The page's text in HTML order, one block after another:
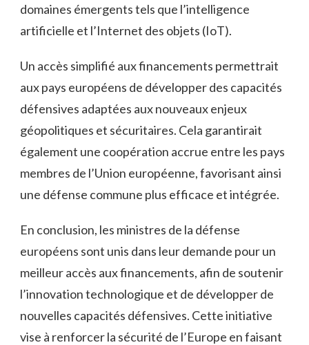
domaines émergents tels que l’intelligence
artificielle et l’Internet des objets ‌(IoT).
Un accès simplifié aux ⁤financements permettrait
aux pays européens de développer des capacités
défensives adaptées aux nouveaux enjeux
géopolitiques et ⁤sécuritaires. Cela‌ garantirait
également une coopération accrue entre les pays⁣
membres de l’Union européenne,⁣ favorisant ainsi
une​ défense commune plus ​efficace‌ et intégrée.
En conclusion, les ​ministres de la défense
européens sont unis dans⁢ leur ​demande pour un
meilleur⁤ accès aux financements, afin de soutenir
l’innovation technologique et ‍de développer‍ de
nouvelles capacités défensives. Cette initiative
vise à renforcer ​la sécurité de l’Europe en faisant